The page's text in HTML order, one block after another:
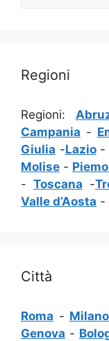
Regioni
Regioni:
Campania -
Giulia -Lazio-
Molise -
- Toscana -
Valle d’Aosta -
Città
Roma - Milano
Genova -